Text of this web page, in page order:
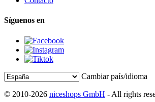
Síguenos en
Cambiar país/idioma
© 2010-2026 niceshops GmbH - All rights